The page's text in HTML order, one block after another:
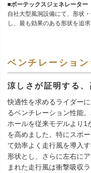
■ボーテックスジェネレーター
自社大型風洞設備にて、形状
し、最も効果のある形状を追求
ベンチレーション
涼しさが証明する
快適性を求めるライダー
るベンチレーション性能
ホールを従来モデルより1
を高めました。特にスポ
て効率よく走行風を導入
形状とし、さらに左右に
まれた走行風は衝撃吸収